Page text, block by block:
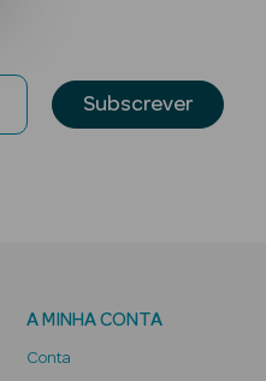
Subscrever
A MINHA CONTA
Conta